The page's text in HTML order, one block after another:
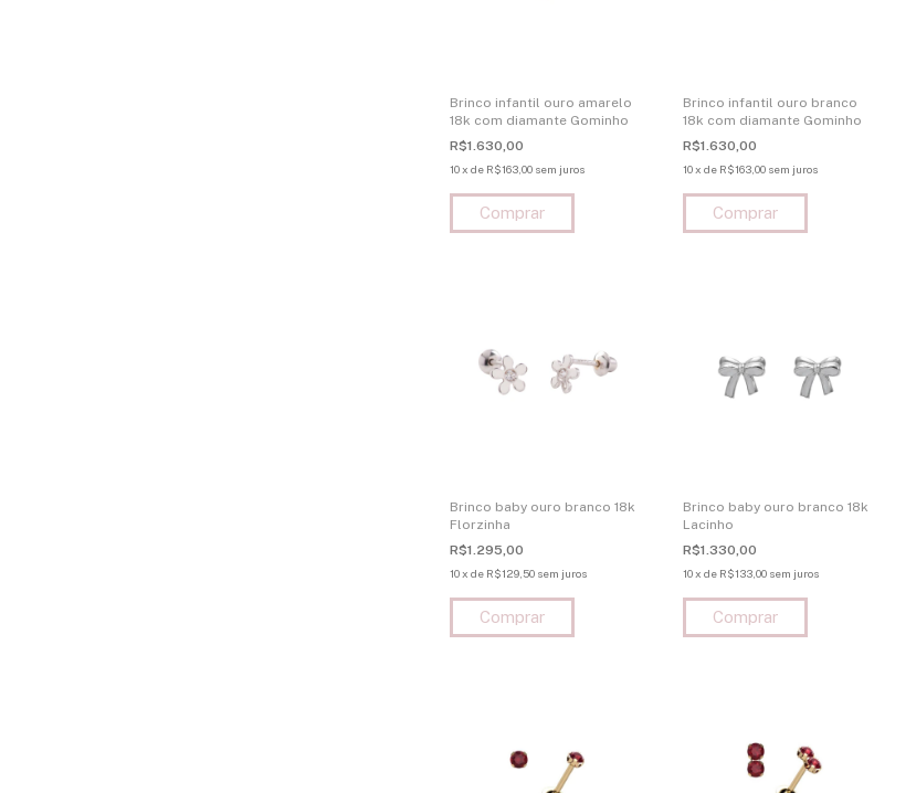
Brinco infantil ouro amarelo
18k com diamante Gominho
R$1.630,00
10x de R$163,00 sem juros
Brinco infantil ouro branco
18k com diamante Gominho
R$1.630,00
10xde R$163,00 sem juros
Brinco baby ouro branco 18k
Florzinha
R$1.295,00
10x de R$129,50 sem juros
Brinco baby ouro branco 18k
Lacinho
R$1.330,00
10xde R$133,00 sem juros